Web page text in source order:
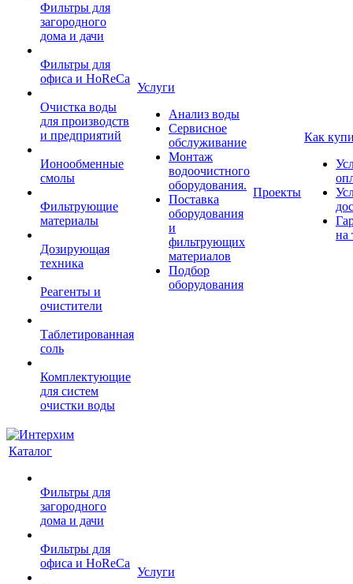
Фильтры для
загородного
дома и дачи
Фильтры для
офиса и HoReCa
Очистка воды
для производств
и предприятий
Ионообменные
смолы
Фильтрующие
материалы
Дозирующая
техника
Реагенты и
очистители
Таблетированная
соль
Комплектующие
для систем
очистки воды
Услуги
Анализ воды
Сервисное
обслуживание
Монтаж
водоочистного
оборудования.
Поставка
оборудования
и
фильтрующих
материалов
Подбор
оборудования
Проекты
Как
на
Каталог
Фильтры для
загородного
дома и дачи
Фильтры для
офиса и HoReCa
Услуги